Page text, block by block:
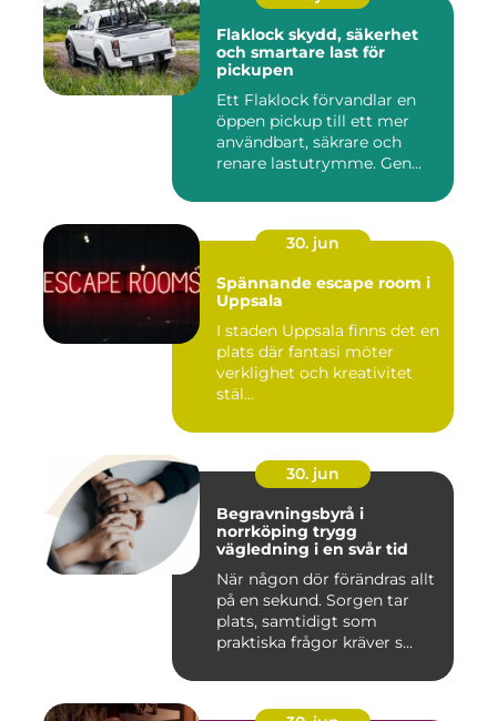
Flaklock skydd, säkerhet
och smartare last för
pickupen
Ett Flaklock förvandlar en
öppen pickup till ett mer
användbart, säkrare och
renare lastutrymme. Gen...
30. jun
Spännande escape room i
Uppsala
I staden Uppsala finns det en
plats där fantasi möter
verklighet och kreativitet
stäl...
30. jun
Begravningsbyrå i
norrköping trygg
vägledning i en svår tid
När någon dör förändras allt
på en sekund. Sorgen tar
plats, samtidigt som
praktiska frågor kräver s...